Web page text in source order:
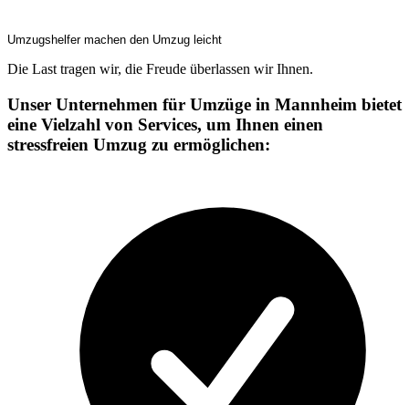
Umzugshelfer machen den Umzug leicht
Die Last tragen wir, die Freude überlassen wir Ihnen.
Unser Unternehmen für Umzüge in Mannheim bietet
eine Vielzahl von Services, um Ihnen einen
stressfreien Umzug zu ermöglichen: